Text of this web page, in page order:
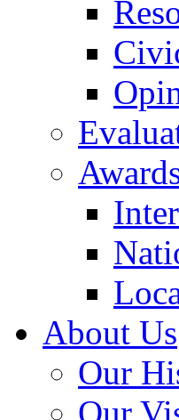
About Us
Our
Our